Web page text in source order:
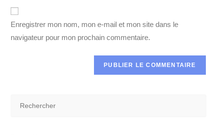
Enregistrer mon nom, mon e-mail et mon site dans le
navigateur pour mon prochain commentaire.